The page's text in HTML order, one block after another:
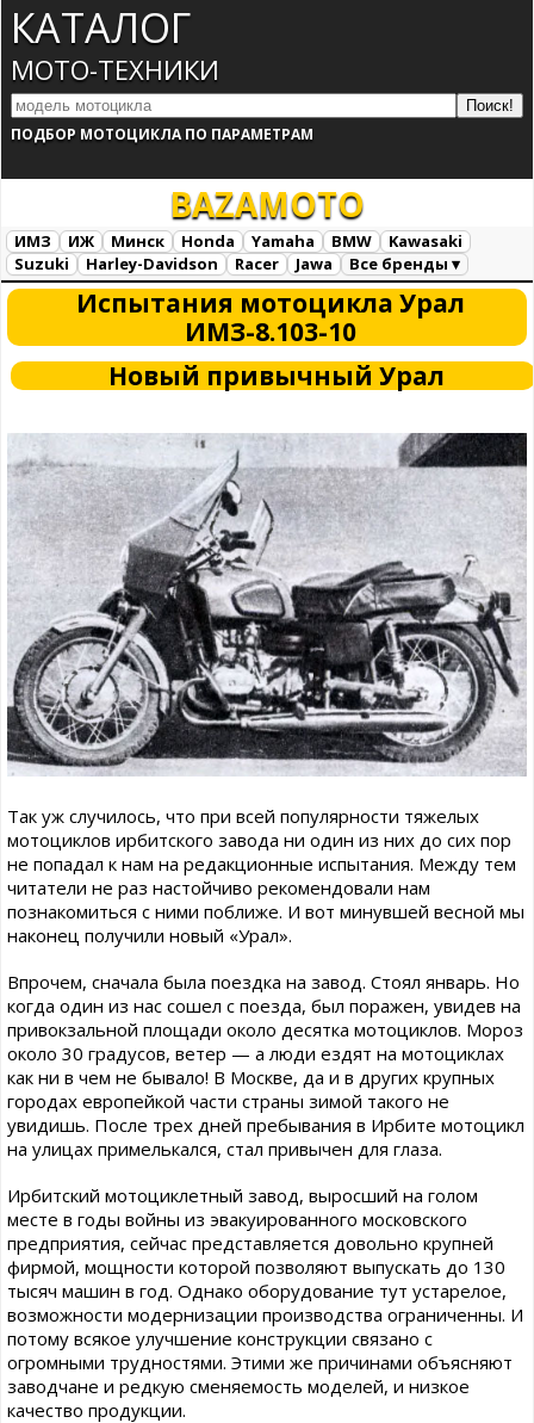
КАТАЛОГ
МОТО-ТЕХНИКИ
ПОДБОР МОТОЦИКЛА ПО ПАРАМЕТРАМ
BAZAMOTO
ИМЗ ИЖ Минск Honda Yamaha BMW
Kawasaki
Suzuki
Harley-Davidson Racer Jawa
Все бренды ▾
Все марки
Загрузка...
Испытания мотоцикла Урал
ИМЗ-8.103-10
Новый привычный Урал
Так уж случилось, что при всей популярности тяжелых
мотоциклов ирбитского завода ни один из них до сих пор
не попадал к нам на редакционные испытания. Между тем
читатели не раз настойчиво рекомендовали нам
познакомиться с ними поближе. И вот минувшей весной мы
наконец получили новый «Урал».
Впрочем, сначала была поездка на завод. Стоял январь. Но
когда один из нас сошел с поезда, был поражен, увидев на
привокзальной площади около десятка мотоциклов. Мороз
около 30 градусов, ветер — а люди ездят на мотоциклах
как ни в чем не бывало! В Москве, да и в других крупных
городах европейкой части страны зимой такого не
увидишь. После трех дней пребывания в Ирбите мотоцикл
на улицах примелькался, стал привычен для глаза.
Ирбитский мотоциклетный завод, выросший на голом
месте в годы войны из эвакуированного московского
предприятия, сейчас представляется довольно крупней
фирмой, мощности которой позволяют выпускать до 130
тысяч машин в год. Однако оборудование тут устарелое,
возможности модернизации производства ограниченны. И
потому всякое улучшение конструкции связано с
огромными трудностями. Этими же причинами объясняют
заводчане и редкую сменяемость моделей, и низкое
качество продукции.